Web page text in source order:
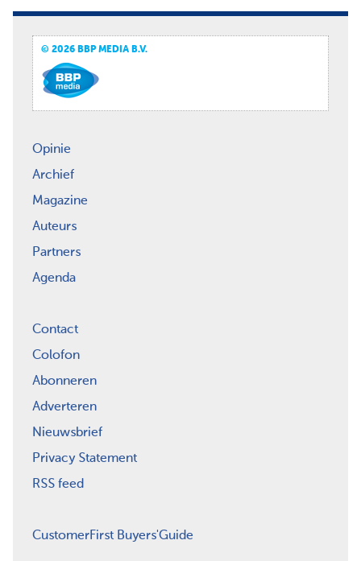
© 2026 BBP MEDIA B.V.
Opinie
Archief
Magazine
Auteurs
Partners
Agenda
Contact
Colofon
Abonneren
Adverteren
Nieuwsbrief
Privacy Statement
RSS feed
CustomerFirst Buyers'Guide